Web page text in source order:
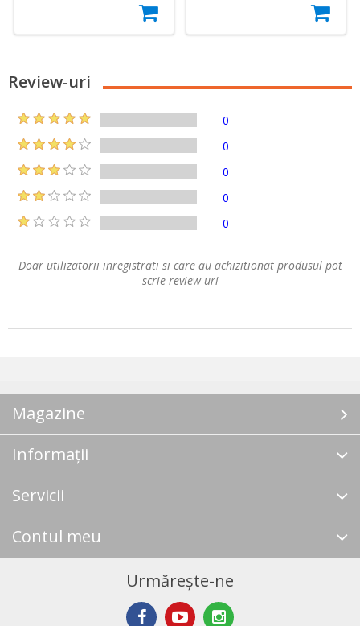
Review-uri
0
0
0
0
0
Doar utilizatorii inregistrati si care au achizitionat produsul pot
scrie review-uri
Magazine
Informații
Servicii
Contul meu
Urmărește-ne